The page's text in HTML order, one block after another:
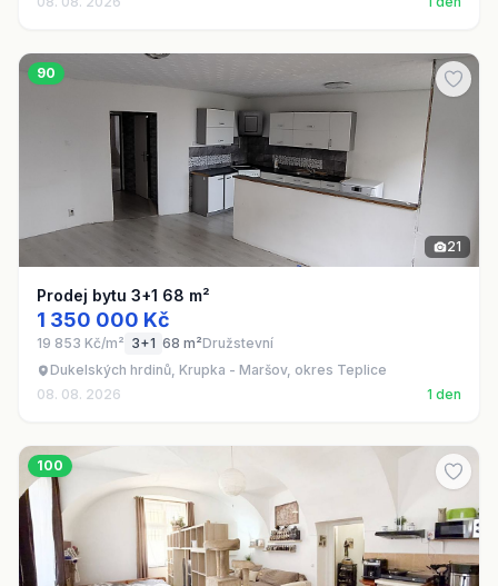
90
21
Prodej bytu 3+1 68 m²
1 350 000 Kč
19 853 Kč/m² 3+1 68 m²Družstevní
Dukelských hrdinů, Krupka - Maršov, okres Teplice
08. 08. 2026
1 den
100